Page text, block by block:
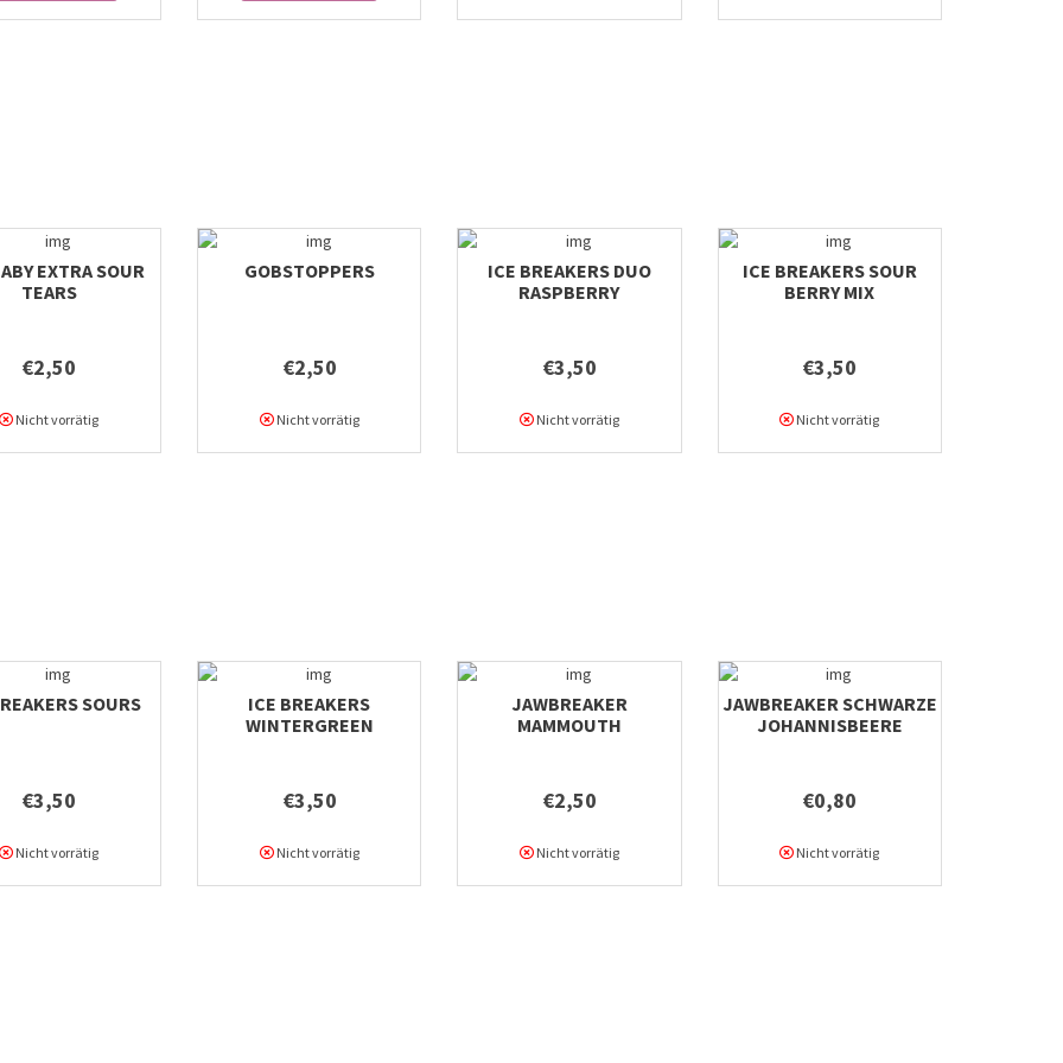
EXTRA SOUR
TEARS
€2,50
Nicht vorrätig
GOBSTOPPERS
€2,50
Nicht vorrätig
ICE BREAKERS DUO
RASPBERRY
€3,50
Nicht vorrätig
ICE BREAKERS SOUR
BERRY MIX
€3,50
Nicht vorrätig
SOURS
€3,50
Nicht vorrätig
ICE BREAKERS
WINTERGREEN
€3,50
Nicht vorrätig
JAWBREAKER
MAMMOUTH
€2,50
Nicht vorrätig
JAWBREAKER SCHWARZE
JOHANNISBEERE
€0,80
Nicht vorrätig